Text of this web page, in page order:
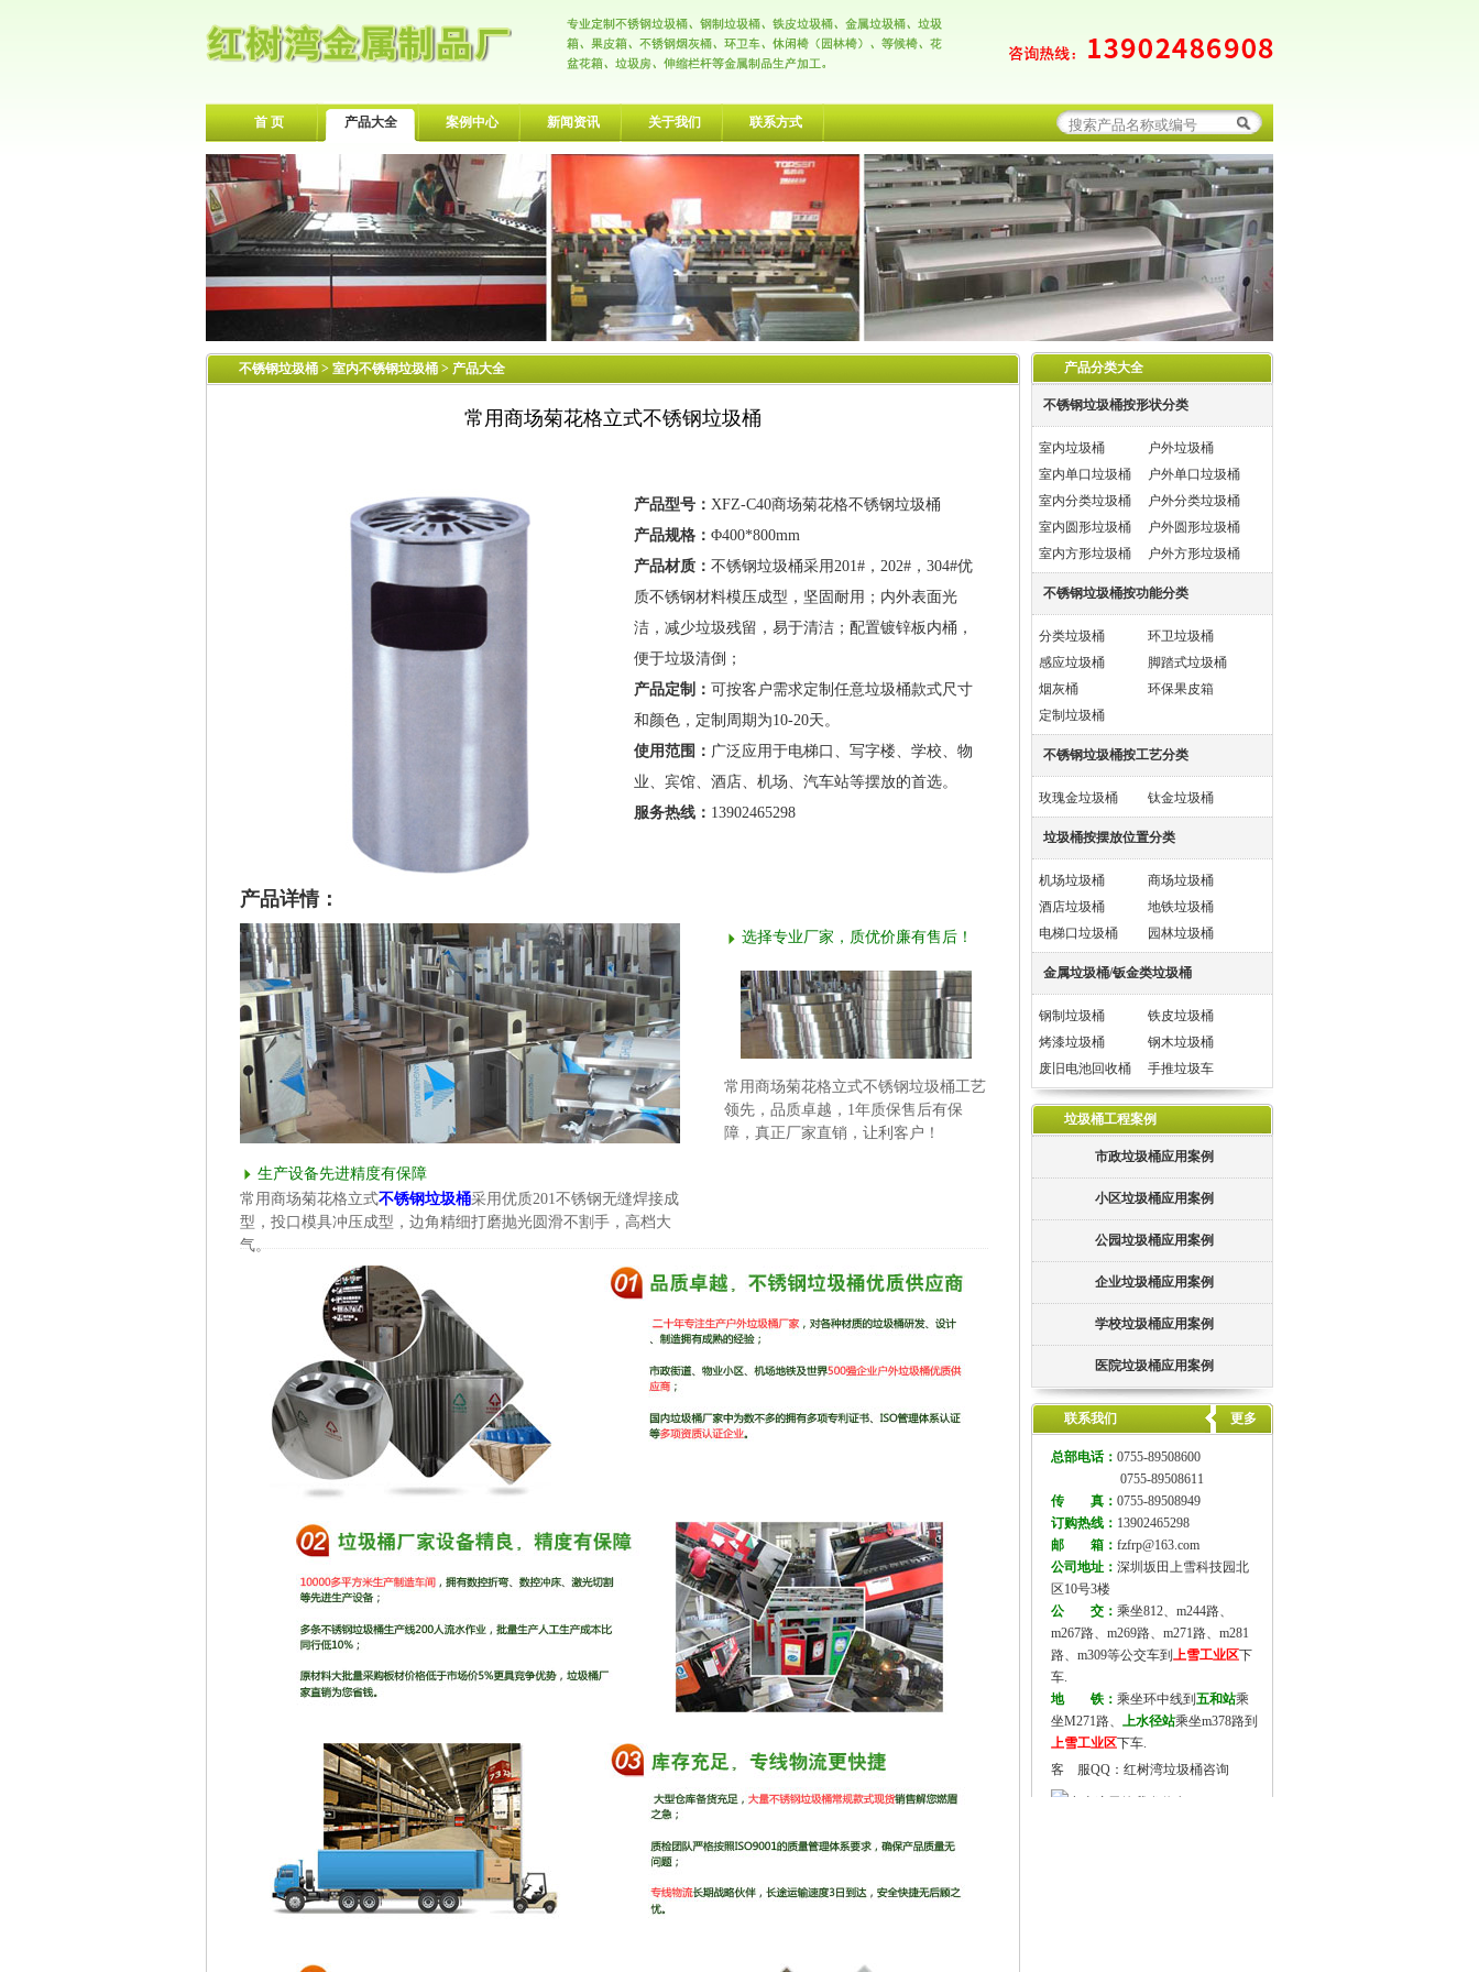
首 页 产品大全 案例中心 新闻资讯 关于我们 联系方式
不锈钢垃圾桶 > 室内不锈钢垃圾桶 > 产品大全
常用商场菊花格立式不锈钢垃圾桶
产品型号： XFZ-C40商场菊花格不锈钢垃圾桶
产品规格： Φ400*800mm
产品材质： 不锈钢垃圾桶采用201#，202#，304#优
质不锈钢材料模压成型，坚固耐用；内外表面光
洁，减少垃圾残留，易于清洁；配置镀锌板内桶，
便于垃圾清倒；
产品定制： 可按客户需求定制任意垃圾桶款式尺寸
和颜色，定制周期为10-20天。
使用范围： 广泛应用于电梯口、写字楼、学校、物
业、宾馆、酒店、机场、汽车站等摆放的首选。
服务热线： 13902465298
产品详情：
生产设备先进精度有保障
常用商场菊花格立式不锈钢垃圾桶采用优质201不锈钢无缝焊接成
型，投口模具冲压成型，边角精细打磨抛光圆滑不割手，高档大
气。
选择专业厂家，质优价廉有售后！
常用商场菊花格立式不锈钢垃圾桶工艺
领先，品质卓越，1年质保售后有保
障，真正厂家直销，让利客户！
产品分类大全
不锈钢垃圾桶按形状分类
室内垃圾桶
户外垃圾桶
室内单口垃圾桶
户外单口垃圾桶
室内分类垃圾桶
户外分类垃圾桶
室内圆形垃圾桶
户外圆形垃圾桶
室内方形垃圾桶
户外方形垃圾桶
不锈钢垃圾桶按功能分类
分类垃圾桶
环卫垃圾桶
感应垃圾桶
脚踏式垃圾桶
烟灰桶
环保果皮箱
定制垃圾桶
不锈钢垃圾桶按工艺分类
玫瑰金垃圾桶 钛金垃圾桶
垃圾桶按摆放位置分类
机场垃圾桶
商场垃圾桶
酒店垃圾桶
地铁垃圾桶
电梯口垃圾桶
园林垃圾桶
金属垃圾桶/钣金类垃圾桶
钢制垃圾桶
铁皮垃圾桶
烤漆垃圾桶
钢木垃圾桶
废旧电池回收桶
手推垃圾车
垃圾桶工程案例
市政垃圾桶应用案例
小区垃圾桶应用案例
公园垃圾桶应用案例
企业垃圾桶应用案例
学校垃圾桶应用案例
医院垃圾桶应用案例